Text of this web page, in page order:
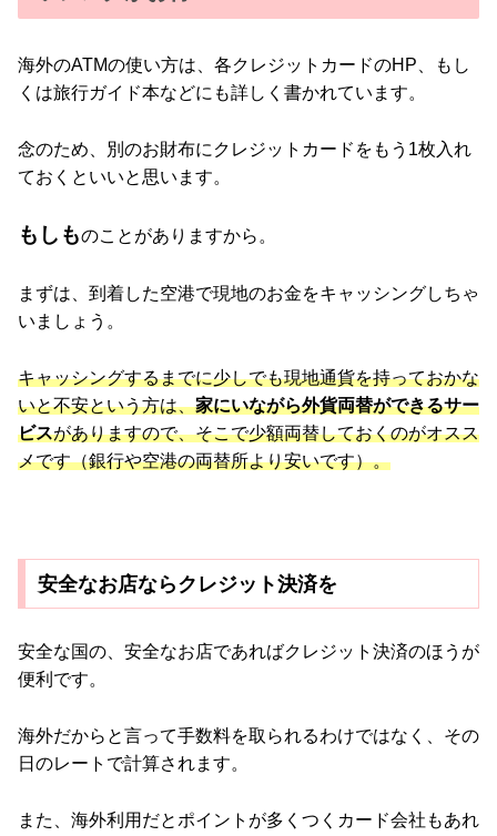
海外のATMの使い方は、各クレジットカードのHP、もし
くは旅行ガイド本などにも詳しく書かれています。
念のため、別のお財布にクレジットカードをもう1枚入れ
ておくといいと思います。
もしものことがありますから。
まずは、到着した空港で現地のお金をキャッシングしちゃ
いましょう。
キャッシングするまでに少しでも現地通貨を持っておかな
いと不安という方は、家にいながら外貨両替ができるサー
ビスがありますので、そこで少額両替しておくのがオスス
メです（銀行や空港の両替所より安いです）。
安全なお店ならクレジット決済を
安全な国の、安全なお店であればクレジット決済のほうが
便利です。
海外だからと言って手数料を取られるわけではなく、その
日のレートで計算されます。
また、海外利用だとポイントが多くつくカード会社もあれ